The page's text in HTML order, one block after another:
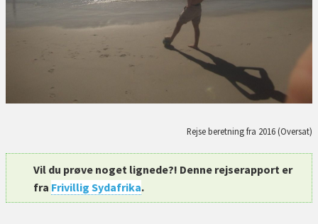
Rejse beretning fra 2016 (Oversat)
Vil du prøve noget lignede?! Denne rejserapport er
fra Frivillig Sydafrika.